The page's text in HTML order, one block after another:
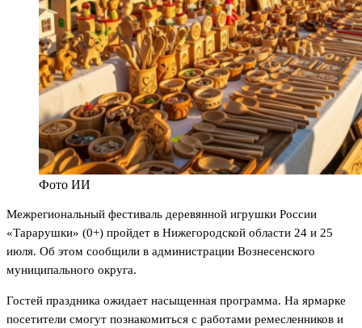
Фото ИИ
Межрегиональный фестиваль деревянной игрушки России
«Тарарушки» (0+) пройдет в Нижегородской области 24 и 25
июля. Об этом сообщили в администрации Вознесенского
муниципального округа.
Гостей праздника ожидает насыщенная программа. На ярмарке
посетители смогут познакомиться с работами ремесленников и